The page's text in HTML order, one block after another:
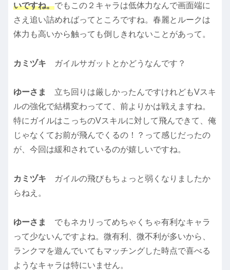
いですね。でもこの２キャラは低体力なんで画面端に
さえ追い詰めればってところですね。春麗とルークは
体力も高いから触っても倒しきれないことがあって。
カミヅキ ガイルサガットとかどうなんです？
ゆーさま 立ち回りは厳しかったんですけれどもVスキ
ルの強化で結構変わってて、前よりかは戦えますね。
特にガイルはこっちのVスキルに対して飛んできて、俺
じゃなくてお前が飛んでくるの！？って感じだったの
が、今回は緩和されているのが嬉しいですね。
カミヅキ
ガイルの飛びもちょっと弱くなりましたか
らねえ。
ゆーさま でもネカリってめちゃくちゃ有利なキャラ
って少ないんですよね。微有利、微不利が多いから、
ランクマを遊んでいてもマッチングした時点で喜べる
ようなキャラは特にいません。